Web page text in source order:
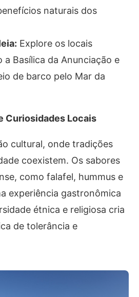
naturais dos
Explore os locais
a Basílica da Anunciação e
de barco pelo Mar da
Curiosidades Locais
cultural, onde tradições
coexistem. Os sabores
como falafel, hummus e
experiência gastronômica
étnica e religiosa cria
de tolerância e